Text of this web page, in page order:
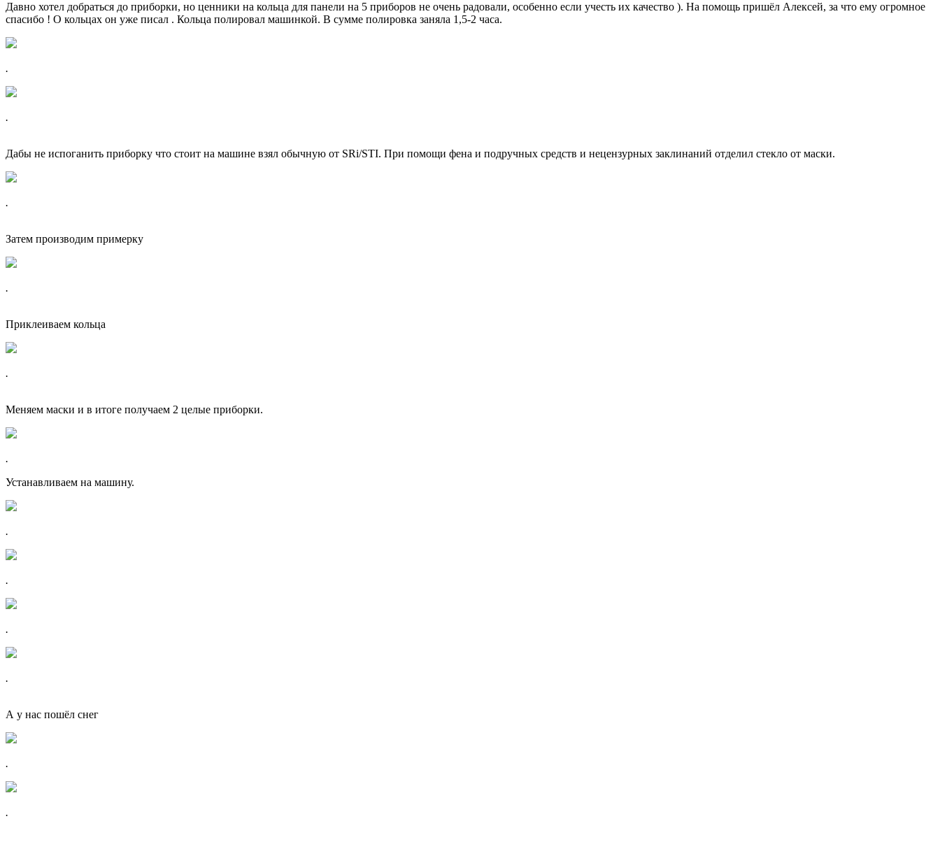
Давно хотел добраться до приборки, но ценники на кольца для панели на 5 приборов не очень радовали, особенно если учесть их качество ). На помощь пришёл Алексей, за что ему огромное
спасибо ! О кольцах он уже писал . Кольца полировал машинкой. В сумме полировка заняла 1,5-2 часа.
.
.
Дабы не испоганить приборку что стоит на машине взял обычную от SRi/STI. При помощи фена и подручных средств и нецензурных заклинаний отделил стекло от маски.
.
Затем производим примерку
.
Приклеиваем кольца
.
Меняем маски и в итоге получаем 2 целые приборки.
.
Устанавливаем на машину.
.
.
.
.
А у нас пошёл снег
.
.